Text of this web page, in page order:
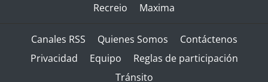
Recreio
Maxima
Canales RSS Quienes Somos
Contáctenos
Privacidad
Equipo
Reglas de participación
Tránsito